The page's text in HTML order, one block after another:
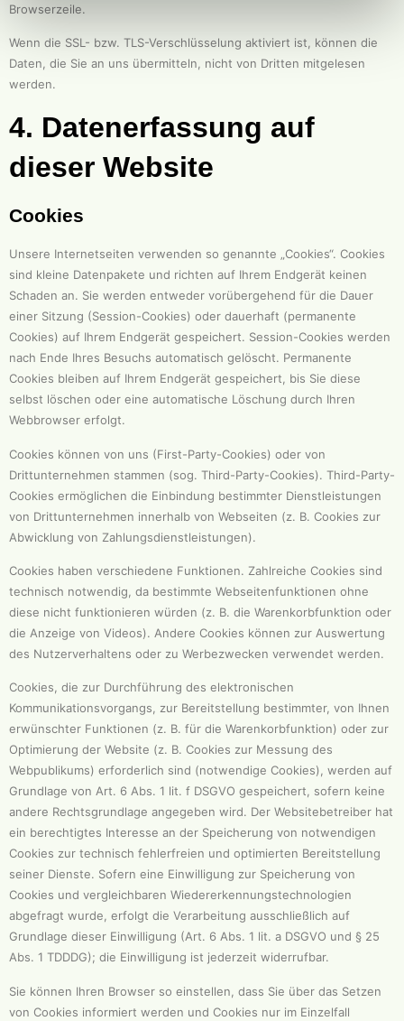
Browserzeile.
Wenn die SSL- bzw. TLS-Verschlüsselung aktiviert ist, können die
Daten, die Sie an uns übermitteln, nicht von Dritten mitgelesen
werden.
4. Datenerfassung auf
dieser Website
Cookies
Unsere Internetseiten verwenden so genannte „Cookies“. Cookies
sind kleine Datenpakete und richten auf Ihrem Endgerät keinen
Schaden an. Sie werden entweder vorübergehend für die Dauer
einer Sitzung (Session-Cookies) oder dauerhaft (permanente
Cookies) auf Ihrem Endgerät gespeichert. Session-Cookies werden
nach Ende Ihres Besuchs automatisch gelöscht. Permanente
Cookies bleiben auf Ihrem Endgerät gespeichert, bis Sie diese
selbst löschen oder eine automatische Löschung durch Ihren
Webbrowser erfolgt.
Cookies können von uns (First-Party-Cookies) oder von
Drittunternehmen stammen (sog. Third-Party-Cookies). Third-Party-
Cookies ermöglichen die Einbindung bestimmter Dienstleistungen
von Drittunternehmen innerhalb von Webseiten (z. B. Cookies zur
Abwicklung von Zahlungsdienstleistungen).
Cookies haben verschiedene Funktionen. Zahlreiche Cookies sind
technisch notwendig, da bestimmte Webseitenfunktionen ohne
diese nicht funktionieren würden (z. B. die Warenkorbfunktion oder
die Anzeige von Videos). Andere Cookies können zur Auswertung
des Nutzerverhaltens oder zu Werbezwecken verwendet werden.
Cookies, die zur Durchführung des elektronischen
Kommunikationsvorgangs, zur Bereitstellung bestimmter, von Ihnen
erwünschter Funktionen (z. B. für die Warenkorbfunktion) oder zur
Optimierung der Website (z. B. Cookies zur Messung des
Webpublikums) erforderlich sind (notwendige Cookies), werden auf
Grundlage von Art. 6 Abs. 1 lit. f DSGVO gespeichert, sofern keine
andere Rechtsgrundlage angegeben wird. Der Websitebetreiber hat
ein berechtigtes Interesse an der Speicherung von notwendigen
Cookies zur technisch fehlerfreien und optimierten Bereitstellung
seiner Dienste. Sofern eine Einwilligung zur Speicherung von
Cookies und vergleichbaren Wiedererkennungstechnologien
abgefragt wurde, erfolgt die Verarbeitung ausschließlich auf
Grundlage dieser Einwilligung (Art. 6 Abs. 1 lit. a DSGVO und § 25
Abs. 1 TDDDG); die Einwilligung ist jederzeit widerrufbar.
Sie können Ihren Browser so einstellen, dass Sie über das Setzen
von Cookies informiert werden und Cookies nur im Einzelfall